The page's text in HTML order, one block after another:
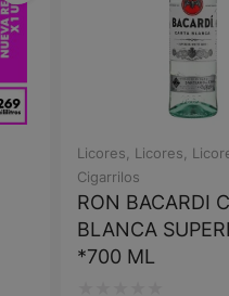
Licores Licores
Cigarrilos
RON BACARDI
BLANCA
*700 ML